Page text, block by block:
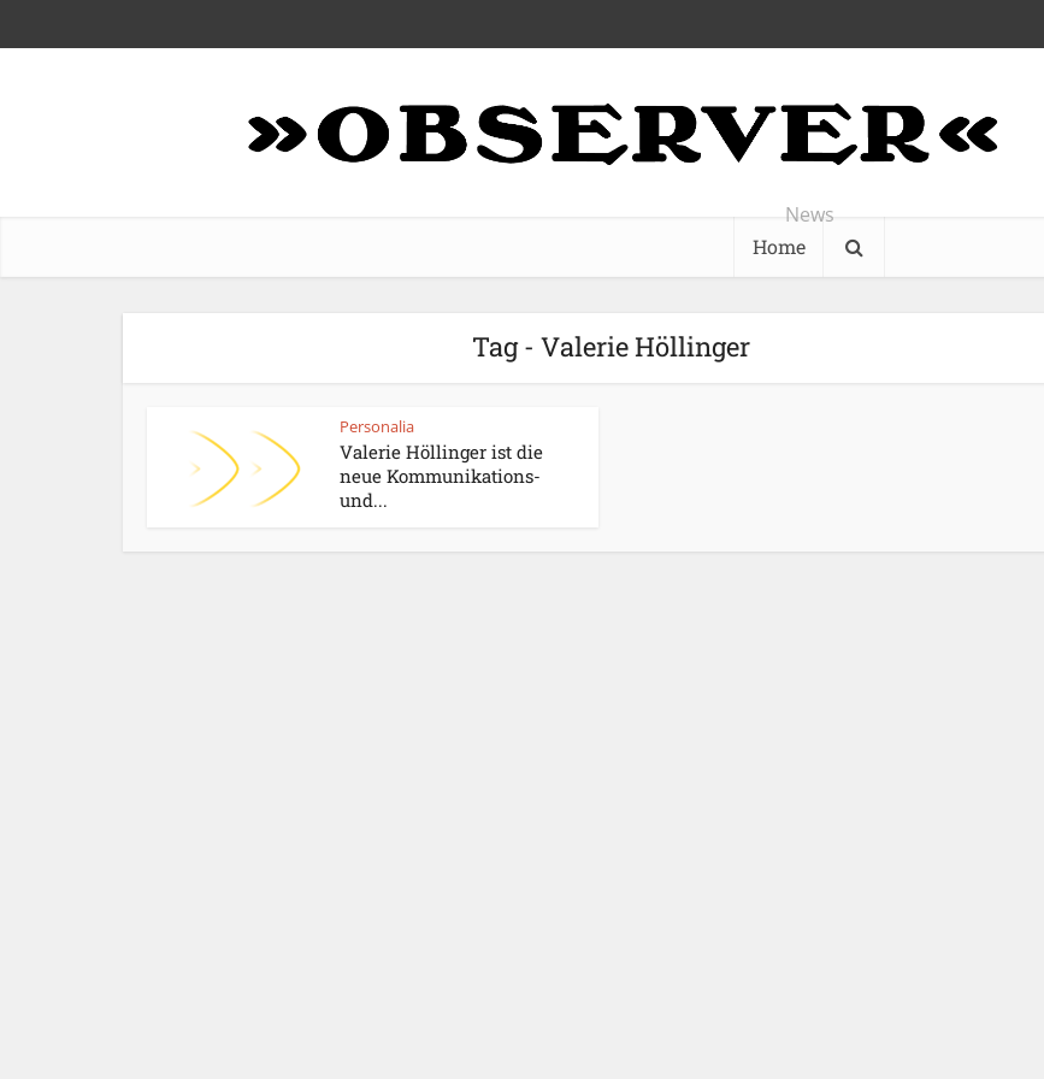
News
Home
Tag - Valerie Höllinger
Personalia
Valerie Höllinger ist die
neue Kommunikations-
und...